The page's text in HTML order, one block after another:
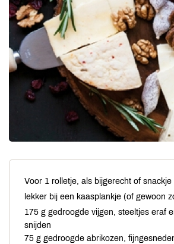
Voor 1 rolletje, als bijgerecht of snackje
lekker bij een kaasplankje (of gewoon
175 g gedroogde vijgen, steeltjes eraf
snijden
75 g gedroogde abrikozen,